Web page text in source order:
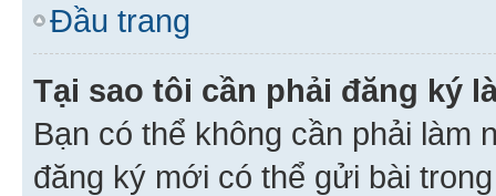
Đầu trang
Tại sao tôi cần phải đăng ký
Bạn có thể không cần phải làm
đăng ký mới có thể gửi bài